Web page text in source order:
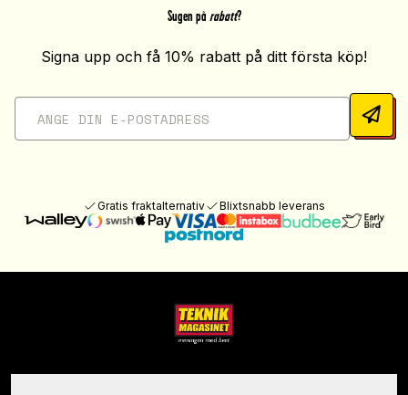
Sugen på rabatt?
Signa upp och få 10% rabatt på ditt första köp!
Gratis fraktalternativ Blixtsnabb leverans